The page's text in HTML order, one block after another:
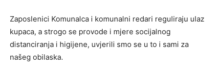
Zaposlenici Komunalca i komunalni redari reguliraju ulaz
kupaca, a strogo se provode i mjere socijalnog
distanciranja i higijene, uvjerili smo se u to i sami za
našeg obilaska.